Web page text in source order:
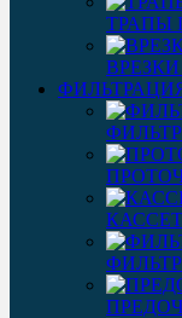
ТРАПЫ